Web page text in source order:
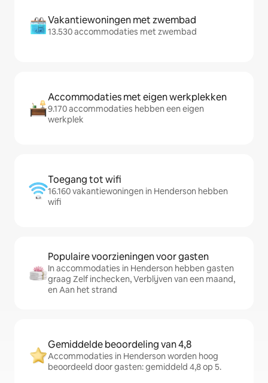
Vakantiewoningen met zwembad
13.530 accommodaties met zwembad
Accommodaties met eigen werkplekken
9.170 accommodaties hebben een eigen
werkplek
Toegang tot wifi
16.160 vakantiewoningen in Henderson hebben
wifi
Populaire voorzieningen voor gasten
In accommodaties in Henderson hebben gasten
graag Zelf inchecken, Verblijven van een maand,
en Aan het strand
Gemiddelde beoordeling van 4,8
Accommodaties in Henderson worden hoog
beoordeeld door gasten: gemiddeld 4,8 op 5.